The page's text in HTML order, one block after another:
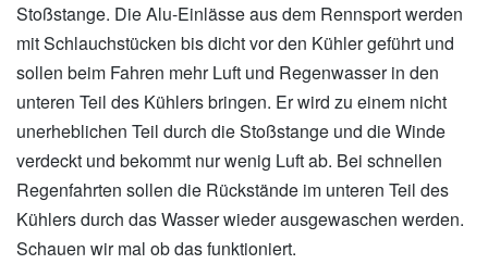
Stoßstange. Die Alu-Einlässe aus dem Rennsport werden
mit Schlauchstücken bis dicht vor den Kühler geführt und
sollen beim Fahren mehr Luft und Regenwasser in den
unteren Teil des Kühlers bringen. Er wird zu einem nicht
unerheblichen Teil durch die Stoßstange und die Winde
verdeckt und bekommt nur wenig Luft ab. Bei schnellen
Regenfahrten sollen die Rückstände im unteren Teil des
Kühlers durch das Wasser wieder ausgewaschen werden.
Schauen wir mal ob das funktioniert.